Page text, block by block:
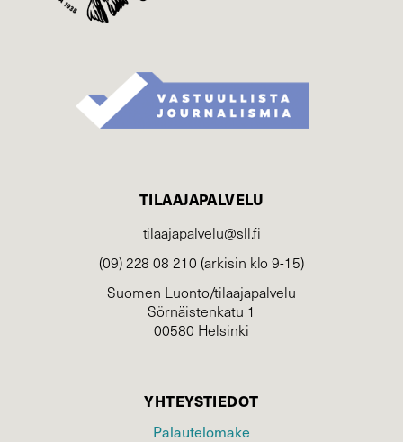
TILAAJAPALVELU
tilaajapalvelu@sll.fi
(09) 228 08 210 (arkisin klo 9-15)
Suomen Luonto/tilaajapalvelu
Sörnäistenkatu 1
00580 Helsinki
YHTEYSTIEDOT
Palautelomake